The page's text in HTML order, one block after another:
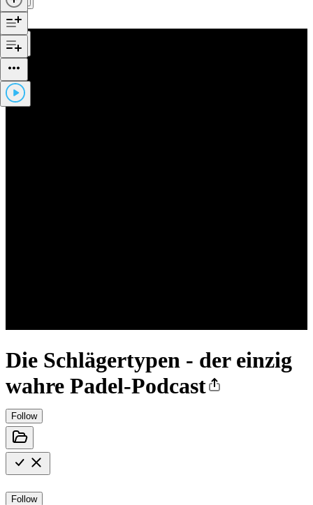
Die Schlägertypen - der einzig
wahre Padel-Podcast
Follow
Follow